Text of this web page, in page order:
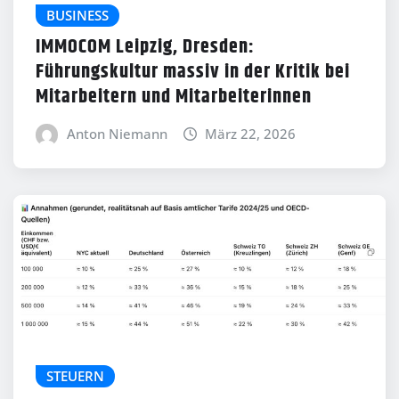
BUSINESS
IMMOCOM Leipzig, Dresden:
Führungskultur massiv in der Kritik bei
Mitarbeitern und Mitarbeiterinnen
Anton Niemann März 22, 2026
STEUERN